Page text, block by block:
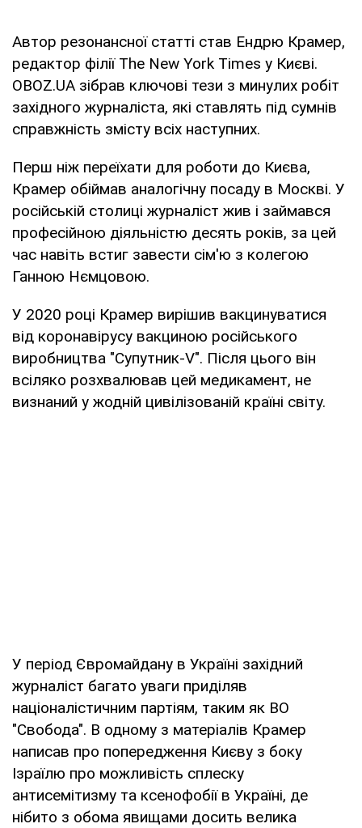
Автор резонансної статті став Ендрю Крамер,
редактор філії The New York Times у Києві.
OBOZ.UA зібрав ключові тези з минулих робіт
західного журналіста, які ставлять під сумнів
справжність змісту всіх наступних.
Перш ніж переїхати для роботи до Києва,
Крамер обіймав аналогічну посаду в Москві. У
російській столиці журналіст жив і займався
професійною діяльністю десять років, за цей
час навіть встиг завести сім'ю з колегою
Ганною Нємцовою.
У 2020 році Крамер вирішив вакцинуватися
від коронавірусу вакциною російського
виробництва "Супутник-V". Після цього він
всіляко розхвалював цей медикамент, не
визнаний у жодній цивілізованій країні світу.
У період Євромайдану в Україні західний
журналіст багато уваги приділяв
націоналістичним партіям, таким як ВО
"Свобода". В одному з матеріалів Крамер
написав про попередження Києву з боку
Ізраїлю про можливість сплеску
антисемітизму та ксенофобії в Україні, де
нібито з обома явищами досить велика